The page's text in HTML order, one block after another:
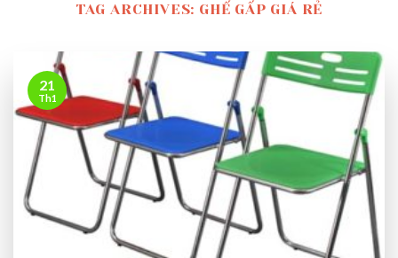
TAG ARCHIVES: GHẾ GẤP GIÁ RẺ
21
Th1